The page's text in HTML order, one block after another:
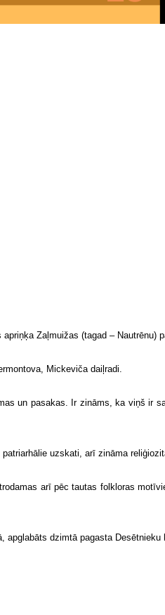
Zaļmuižas (tagad – Nautrēnu)
Mickeviča daiļradi.
un pasakas. Ir zināms, ka viņš ir
uzskati, arī zināma
arī pēc tautas folkloras
apglabāts dzimtā pagasta Desētnieku